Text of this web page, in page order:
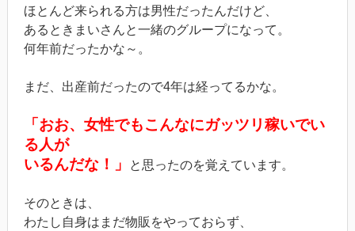
ほとんど来られる方は男性だったんだけど、
あるときまいさんと一緒のグループになって。
何年前だったかな～。
まだ、出産前だったので4年は経ってるかな。
「おお、女性でもこんなにガッツリ稼いでい
る人が
いるんだな！」
と思ったのを覚えています。
そのときは、
わたし自身はまだ物販をやっておらず、